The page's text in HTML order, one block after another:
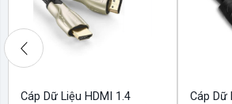
Cáp Dữ Liệu HDMI 1.4
Cáp Dữ